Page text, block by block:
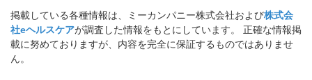
掲載している各種情報は、ミーカンパニー株式会社および株式会
社eヘルスケアが調査した情報をもとにしています。 正確な情報掲
載に努めておりますが、内容を完全に保証するものではありませ
ん。